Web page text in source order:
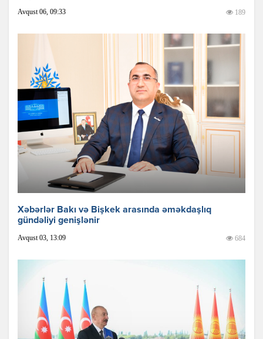
Avqust 06, 09:33 189
Xəbərlər Bakı və Bişkek arasında əməkdaşlıq
gündəliyi genişlənir
Avqust 03, 13:09 684